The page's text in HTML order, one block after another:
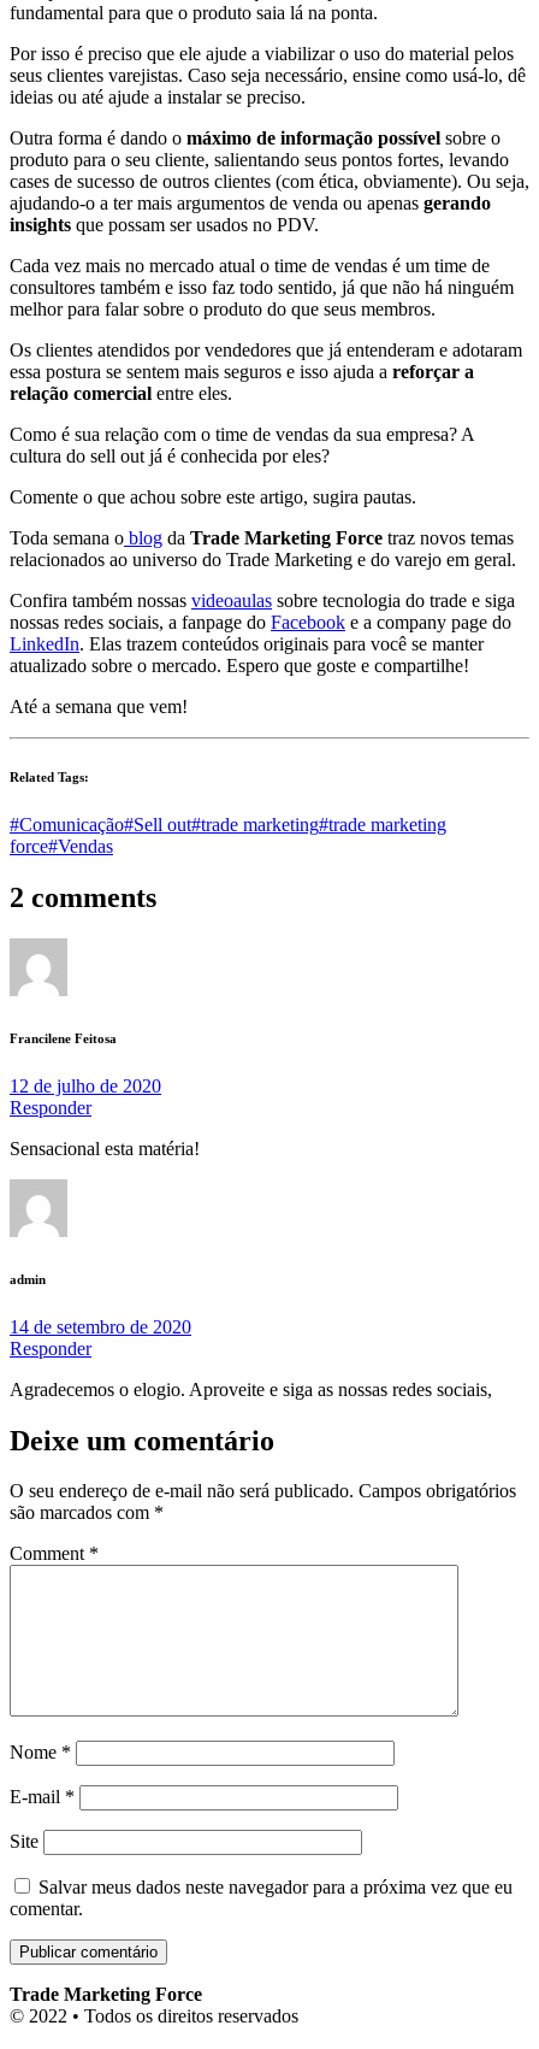
fundamental para que o produto saia lá na ponta.
Por isso é preciso que ele ajude a viabilizar o uso do material pelos
seus clientes varejistas. Caso seja necessário, ensine como usá-lo, dê
ideias ou até ajude a instalar se preciso.
Outra forma é dando o máximo de informação possível sobre o
produto para o seu cliente, salientando seus pontos fortes, levando
cases de sucesso de outros clientes (com ética, obviamente). Ou seja,
ajudando-o a ter mais argumentos de venda ou apenas gerando
insights que possam ser usados no PDV.
Cada vez mais no mercado atual o time de vendas é um time de
consultores também e isso faz todo sentido, já que não há ninguém
melhor para falar sobre o produto do que seus membros.
Os clientes atendidos por vendedores que já entenderam e adotaram
essa postura se sentem mais seguros e isso ajuda a reforçar a
relação comercial entre eles.
Como é sua relação com o time de vendas da sua empresa? A
cultura do sell out já é conhecida por eles?
Comente o que achou sobre este artigo, sugira pautas.
Toda semana o blog da Trade Marketing Force traz novos temas
relacionados ao universo do Trade Marketing e do varejo em geral.
Confira também nossas videoaulas sobre tecnologia do trade e siga
nossas redes sociais, a fanpage do Facebook e a company page do
LinkedIn. Elas trazem conteúdos originais para você se manter
atualizado sobre o mercado. Espero que goste e compartilhe!
Até a semana que vem!
Related Tags:
#Comunicação#Sell out#trade marketing#trade marketing
force#Vendas
2 comments
Francilene Feitosa
12 de julho de 2020
Responder
Sensacional esta matéria!
admin
14 de setembro de 2020
Responder
Agradecemos o elogio. Aproveite e siga as nossas redes sociais,
Deixe um comentário
O seu endereço de e-mail não será publicado. Campos obrigatórios
são marcados com *
Comment *
Nome *
E-mail *
Site
Salvar meus dados neste navegador para a próxima vez que eu
comentar.
Trade Marketing Force
© 2022 • Todos os direitos reservados